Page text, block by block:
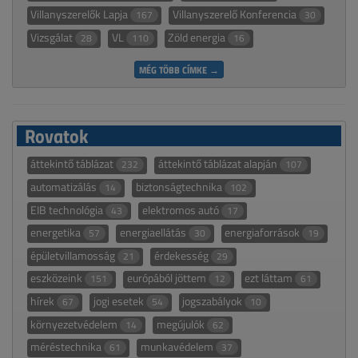
Villanyszerelők Lapja 167 Villanyszerelő Konferencia 30
Vizsgálat 28 VL 110 Zöld energia 16
MÉG TÖBB CÍMKE →
Rovatok
áttekintő táblázat 232 áttekintő táblázat alapján 107
automatizálás 14 biztonságtechnika 102
EIB technológia 43 elektromos autó 17
energetika 57 energiaellátás 30 energiaforrások 19
épületvillamosság 21 érdekesség 29
eszközeink 151 európából jöttem 12 ezt láttam 61
hírek 67 jogi esetek 54 jogszabályok 10
környezetvédelem 14 megújulók 62
méréstechnika 61 munkavédelem 37